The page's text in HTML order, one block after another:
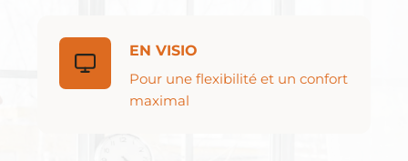
EN VISIO
Pour une flexibilité et un confort
maximal